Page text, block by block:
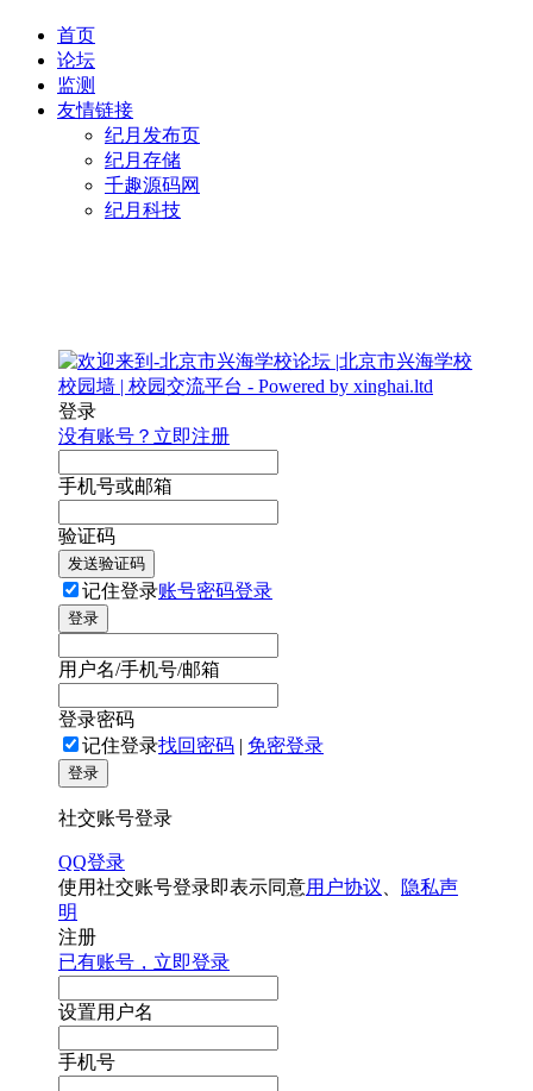
首页
论坛
监测
友情链接
纪月发布页
纪月存储
千趣源码网
纪月科技
登录
没有账号？立即注册
手机号或邮箱
验证码
发送验证码
记住登录账号密码登录
登录
用户名/手机号/邮箱
登录密码
记住登录找回密码 | 免密登录
登录
社交账号登录
QQ登录
使用社交账号登录即表示同意用户协议
隐私声
明
注册
已有账号，立即登录
设置用户名
手机号